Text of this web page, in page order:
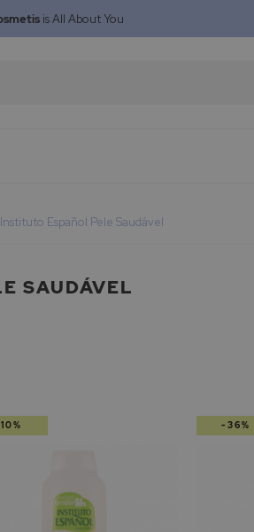
is All About You
Instituto Español Pele Saudável
SAUDÁVEL
-36%